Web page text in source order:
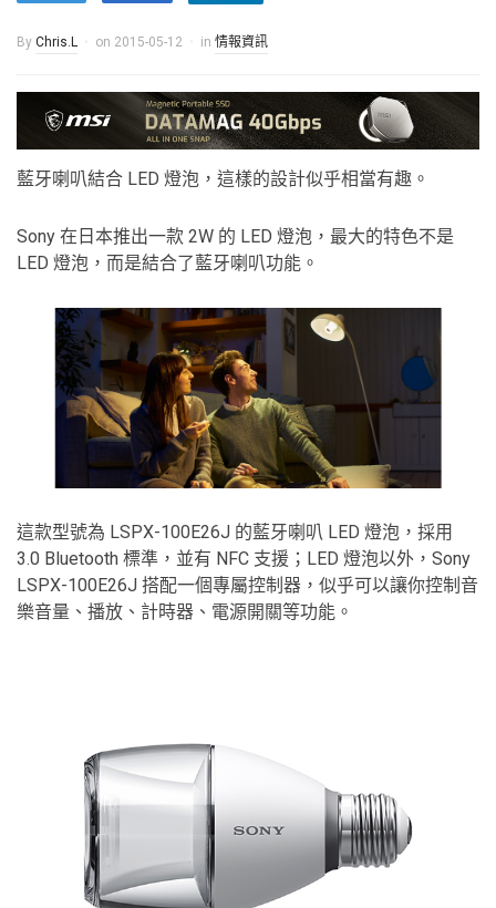
By Chris.L on 2015-05-12 in 情報資訊
藍牙喇叭結合 LED 燈泡，這樣的設計似乎相當有趣。
Sony 在日本推出一款 2W 的 LED 燈泡，最大的特色不是
LED 燈泡，而是結合了藍牙喇叭功能。
這款型號為 LSPX-100E26J 的藍牙喇叭 LED 燈泡，採用
3.0 Bluetooth 標準，並有 NFC 支援；LED 燈泡以外，Sony
LSPX-100E26J 搭配一個專屬控制器，似乎可以讓你控制音
樂音量、播放、計時器、電源開關等功能。